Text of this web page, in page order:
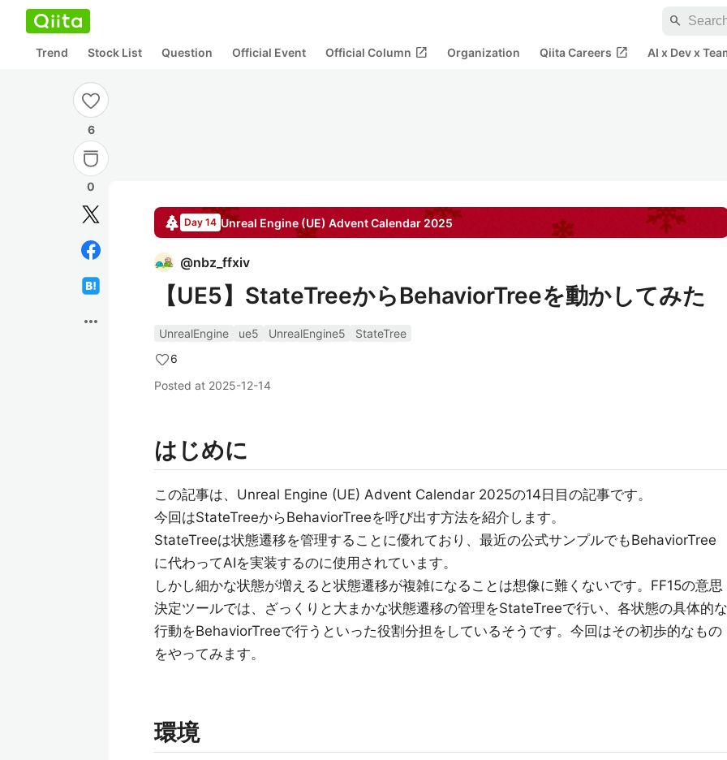
search
Trend Stock List Question Official Event Official Column open_in_new Organization Qiita Careers open_in_new AI x Dev x
6
0
more_horiz
Day 14 Unreal Engine (UE) Advent Calendar2025
@nbz_ffxiv
【UE5】StateTreeからBehaviorTreeを動かしてみた
UnrealEngine ue5 UnrealEngine5
StateTree
6
Posted at 2025-12-14
はじめに
この記事は、Unreal Engine (UE) Advent Calendar 2025の14日目の記事です。
今回はStateTreeからBehaviorTreeを呼び出す方法を紹介します。
StateTreeは状態遷移を管理することに優れており、最近の公式サンプルでもBehaviorTree
に代わってAIを実装するのに使用されています。
しかし細かな状態が増えると状態遷移が複雑になることは想像に難くないです。FF15の意思
決定ツールでは、ざっくりと大まかな状態遷移の管理をStateTreeで行い、各状態の具体的な
行動をBehaviorTreeで行うといった役割分担をしているそうです。今回はその初歩的なもの
をやってみます。
環境